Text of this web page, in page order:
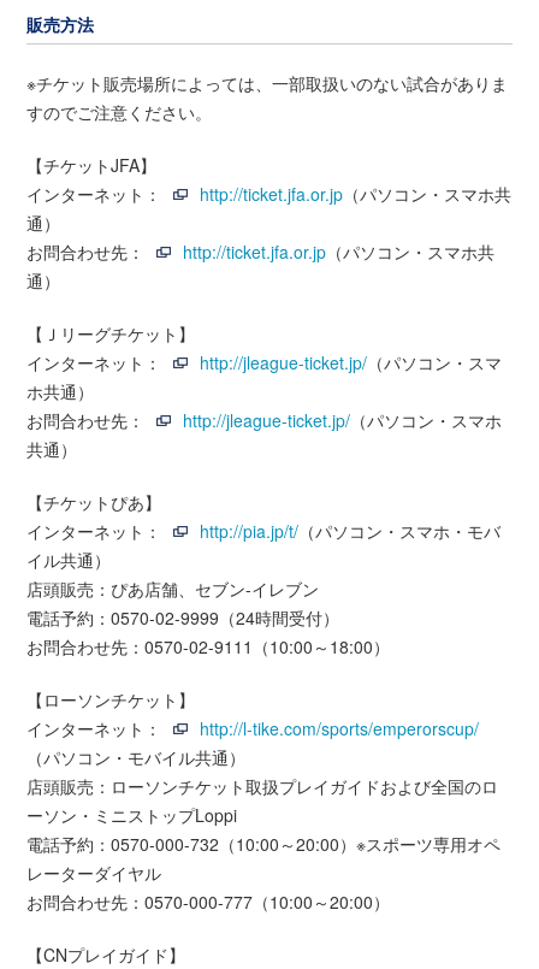
販売方法
※チケット販売場所によっては、一部取扱いのない試合がありま
すのでご注意ください。
【チケットJFA】
インターネット：
http://ticket.jfa.or.jp （パソコン・スマホ共
通）
お問合わせ先：
http://ticket.jfa.or.jp （パソコン・スマホ共
通）
【Ｊリーグチケット】
インターネット：
http://jleague-ticket.jp/ （パソコン・スマ
ホ共通）
お問合わせ先：
http://jleague-ticket.jp/ （パソコン・スマホ
共通）
【チケットぴあ】
インターネット：
http://pia.jp/t/ （パソコン・スマホ・モバ
イル共通）
店頭販売：ぴあ店舗、セブン-イレブン
電話予約：0570-02-9999（24時間受付）
お問合わせ先：0570-02-9111（10:00～18:00）
【ローソンチケット】
インターネット：
http://l-tike.com/sports/emperorscup/
（パソコン・モバイル共通）
店頭販売：ローソンチケット取扱プレイガイドおよび全国のロ
ーソン・ミニストップLoppi
電話予約：0570-000-732（10:00～20:00）※スポーツ専用オペ
レーターダイヤル
お問合わせ先：0570-000-777（10:00～20:00）
【CNプレイガイド】